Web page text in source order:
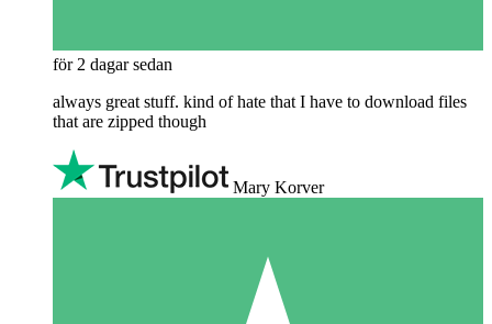
för 2 dagar sedan
always great stuff. kind of hate that I have to download files
that are zipped though
Mary Korver